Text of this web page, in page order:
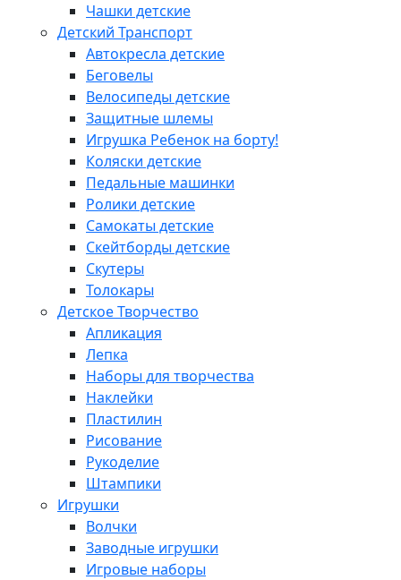
Чашки детские
Детский Транспорт
Автокресла детские
Беговелы
Велосипеды детские
Защитные шлемы
Игрушка Ребенок на борту!
Коляски детские
Педальные машинки
Ролики детские
Самокаты детские
Скейтборды детские
Скутеры
Толокары
Детское Творчество
Апликация
Лепка
Наборы для творчества
Наклейки
Пластилин
Рисование
Рукоделие
Штампики
Игрушки
Волчки
Заводные игрушки
Игровые наборы